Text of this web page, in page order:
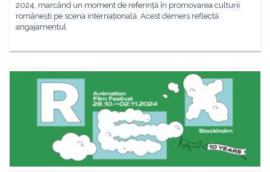
2024, marcând un moment de referință în promovarea culturii
românești pe scena internațională. Acest demers reflectă
angajamentul